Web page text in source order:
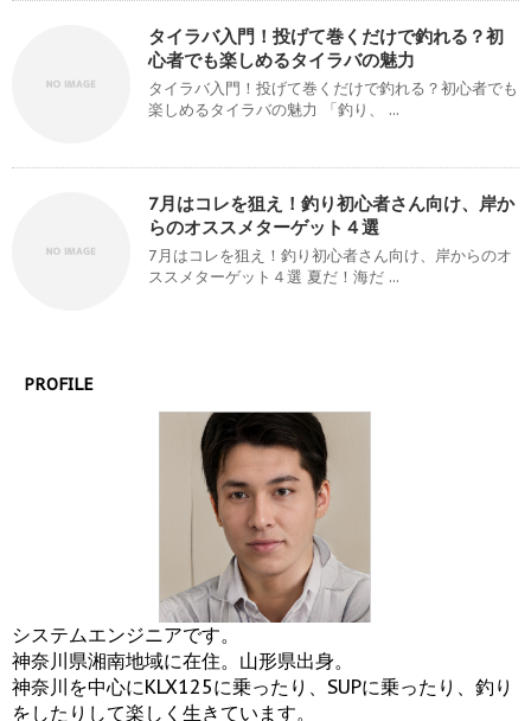
タイラバ入門！投げて巻くだけで釣れる？初
心者でも楽しめるタイラバの魅力
タイラバ入門！投げて巻くだけで釣れる？初心者でも
楽しめるタイラバの魅力 「釣り、 ...
7月はコレを狙え！釣り初心者さん向け、岸か
らのオススメターゲット４選
7月はコレを狙え！釣り初心者さん向け、岸からのオ
ススメターゲット４選 夏だ！海だ ...
PROFILE
システムエンジニアです。
神奈川県湘南地域に在住。山形県出身。
神奈川を中心にKLX125に乗ったり、SUPに乗ったり、釣り
をしたりして楽しく生きています。